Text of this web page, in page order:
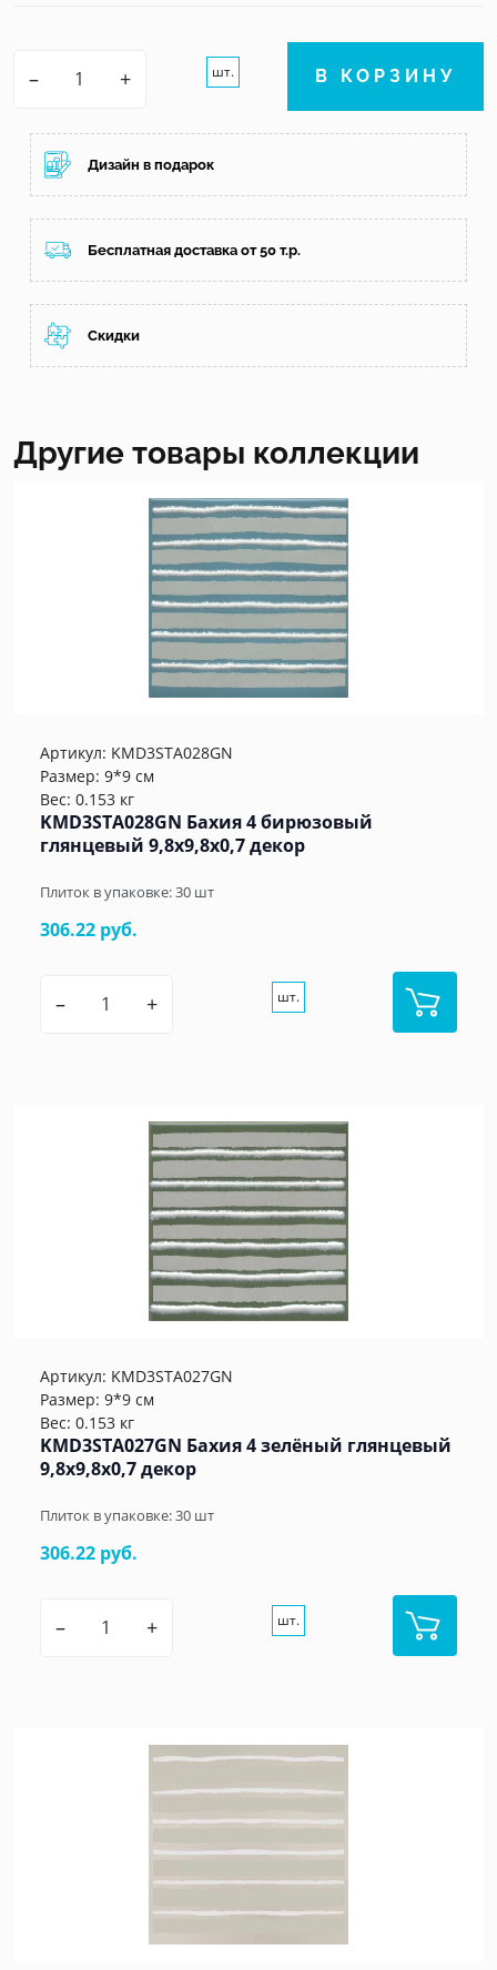
– + шт. В КОРЗИНУ
Дизайн в подарок
Бесплатная доставка от 50 т.р.
Скидки
Другие товары коллекции
Артикул: KMD3STA028GN
Размер: 9*9 см
Вес: 0.153 кг
KMD3STA028GN Бахия 4 бирюзовый
глянцевый 9,8x9,8x0,7 декор
Плиток в упаковке:30 шт
306.22 руб.
– + шт.
Артикул: KMD3STA027GN
Размер: 9*9 см
Вес: 0.153 кг
KMD3STA027GN Бахия 4 зелёный глянцевый
9,8x9,8x0,7 декор
Плиток в упаковке:30 шт
306.22 руб.
– + шт.